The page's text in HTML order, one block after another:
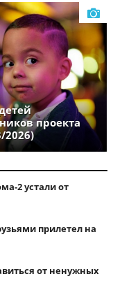
проекта
2026)
2 устали от
прилетел на
от ненужных